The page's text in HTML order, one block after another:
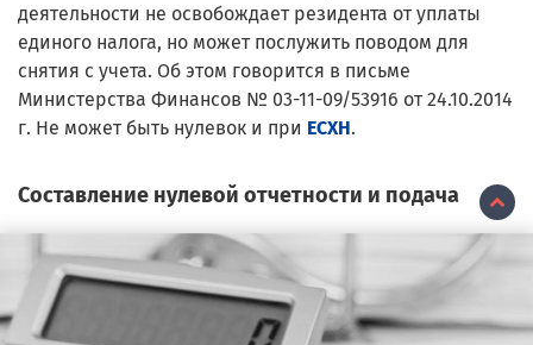
деятельности не освобождает резидента от уплаты
единого налога, но может послужить поводом для
снятия с учета. Об этом говорится в письме
Министерства Финансов № 03-11-09/53916 от 24.10.2014
г. Не может быть нулевок и при ЕСХН.
Составление нулевой отчетности и подача